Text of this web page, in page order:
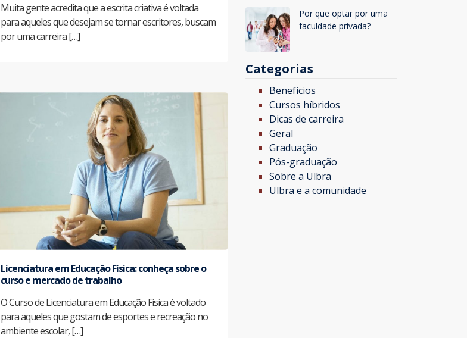
Muita gente acredita que a escrita criativa é voltada
para aqueles que desejam se tornar escritores, buscam
por uma carreira […]
Licenciatura em Educação Física: conheça sobre o
curso e mercado de trabalho
O Curso de Licenciatura em Educação Física é voltado
para aqueles que gostam de esportes e recreação no
ambiente escolar, […]
Por que optar por uma
faculdade privada?
Categorias
Benefícios
Cursos híbridos
Dicas de carreira
Geral
Graduação
Pós-graduação
Sobre a Ulbra
Ulbra e a comunidade